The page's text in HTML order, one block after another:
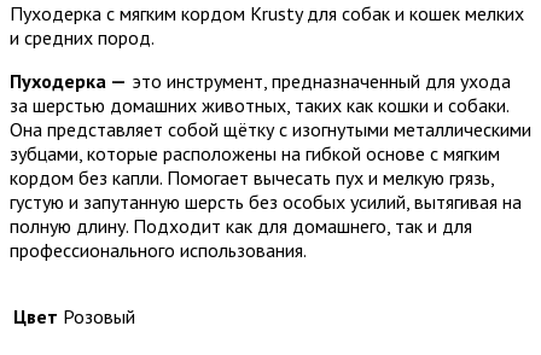
Пуходерка с мягким кордом Krusty для собак и кошек мелких
и средних пород.
Пуходерка — это инструмент, предназначенный для ухода
за шерстью домашних животных, таких как кошки и собаки.
Она представляет собой щётку с изогнутыми металлическими
зубцами, которые расположены на гибкой основе с мягким
кордом без капли. Помогает вычесать пух и мелкую грязь,
густую и запутанную шерсть без особых усилий, вытягивая на
полную длину. Подходит как для домашнего, так и для
профессионального использования.
Цвет Розовый